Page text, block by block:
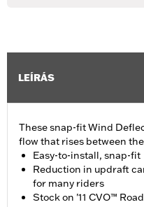
LEÍRÁS
These snap-fit Wind
flow that rises between
Easy-to-install, snap-fit
Reduction in updraft
for many riders
Stock on '11 CVO™